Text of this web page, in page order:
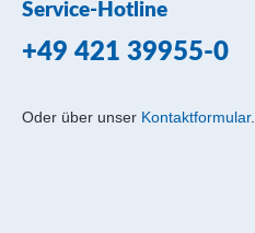
Service-Hotline
+49 421 39955-0
Oder über unser Kontaktformular.